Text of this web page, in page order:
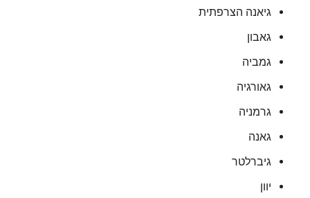
גיאנה הצרפתית
גאבון
גמביה
גאורגיה
גרמניה
גאנה
גיברלטר
יוון